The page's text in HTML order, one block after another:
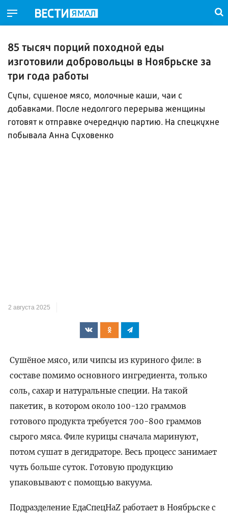
85 тысяч порций походной еды
изготовили добровольцы в Ноябрьске за
три года работы
Супы, сушеное мясо, молочные каши, чаи с
добавками. После недолгого перерыва женщины
готовят к отправке очередную партию. На спецкухне
побывала Анна Суховенко
2 августа 2025
Сушёное мясо, или чипсы из куриного филе: в
составе помимо основного ингредиента, только
соль, сахар и натуральные специи. На такой
пакетик, в котором около 100-120 граммов
готового продукта требуется 700-800 граммов
сырого мяса. Филе курицы сначала маринуют,
потом сушат в дегидраторе. Весь процесс занимает
чуть больше суток. Готовую продукцию
упаковывают с помощью вакуума.
Подразделение ЕдаСпецНаZ работает в Ноябрьске с